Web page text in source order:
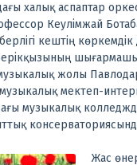
халық аспаптар
Кеулімжай
кештің
жолы
мектеп-
музыкалық
Жас